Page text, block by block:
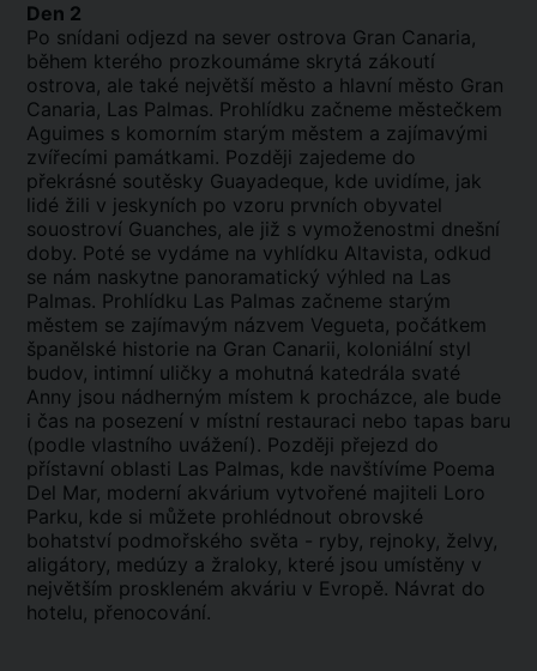
Den 2
Po snídani odjezd na sever ostrova Gran Canaria,
během kterého prozkoumáme skrytá zákoutí
ostrova, ale také největší město a hlavní město Gran
Canaria, Las Palmas. Prohlídku začneme městečkem
Aguimes s komorním starým městem a zajímavými
zvířecími památkami. Později zajedeme do
překrásné soutěsky Guayadeque, kde uvidíme, jak
lidé žili v jeskyních po vzoru prvních obyvatel
souostroví Guanches, ale již s vymoženostmi dnešní
doby. Poté se vydáme na vyhlídku Altavista, odkud
se nám naskytne panoramatický výhled na Las
Palmas. Prohlídku Las Palmas začneme starým
městem se zajímavým názvem Vegueta, počátkem
španělské historie na Gran Canarii, koloniální styl
budov, intimní uličky a mohutná katedrála svaté
Anny jsou nádherným místem k procházce, ale bude
i čas na posezení v místní restauraci nebo tapas baru
(podle vlastního uvážení). Později přejezd do
přístavní oblasti Las Palmas, kde navštívíme Poema
Del Mar, moderní akvárium vytvořené majiteli Loro
Parku, kde si můžete prohlédnout obrovské
bohatství podmořského světa - ryby, rejnoky, želvy,
aligátory, medúzy a žraloky, které jsou umístěny v
největším proskleném akváriu v Evropě. Návrat do
hotelu, přenocování.